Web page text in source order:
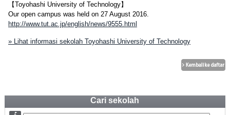
【Toyohashi University of Technology】
Our open campus was held on 27 August 2016.
http://www.tut.ac.jp/english/news/9555.html
» Lihat informasi sekolah Toyohashi University of Technology
Cari sekolah